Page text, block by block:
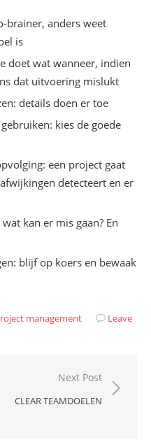
brainer, anders weet
is
doet wat wanneer, indien
dat uitvoering mislukt
details doen er toe
kies de goede
een project gaat
detecteert en er
kan er mis gaan? En
blijf op koers en bewaak
management
Leave
Next Post
CLEAR TEAMDOELEN